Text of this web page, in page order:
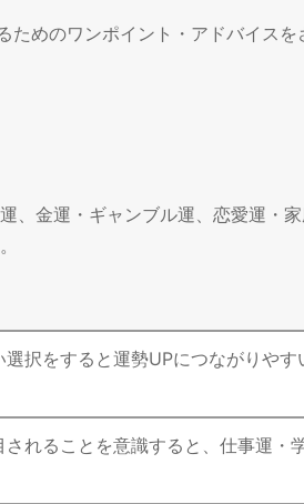
めのワンポイント・アドバイスを
金運・ギャンブル運、恋愛運・家
択をすると運勢UPにつながりやす
れることを意識すると、仕事運・